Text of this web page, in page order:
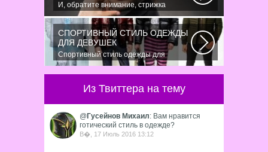
И, обратите внимание, стрижка
«британка» похожа на другую
родственную стрижку...
СПОРТИВНЫЙ СТИЛЬ ОДЕЖДЫ
ДЛЯ ДЕВУШЕК
Спортивный стиль одежды для
девушек 2016 — одно из самых
модных направлений...
Из Твиттера на тему
@ Гусейнов Михаил: Вам нравится
готический стиль в одежде?
В�, 17 Июль 2016 13:12